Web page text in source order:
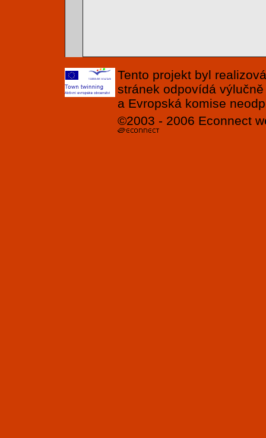
Tento projekt byl
stránek odpovídá
a Evropská komise
©2003 - 2006 Econnect